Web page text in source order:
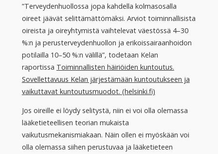
”Terveydenhuollossa jopa kahdella kolmasosalla
oireet jäävät selittämättömäksi. Arviot toiminnallisista
oireista ja oireyhtymistä vaihtelevat väestössä 4–30
%:n ja perusterveydenhuollon ja erikoissairaanhoidon
potilailla 10–50 %:n välillä”, todetaan Kelan
raportissa Toiminnallisten häiriöiden kuntoutus.
Sovellettavuus Kelan järjestämään kuntoutukseen ja
vaikuttavat kuntoutusmuodot. (helsinki.fi)
Jos oireille ei löydy selitystä, niin ei voi olla olemassa
lääketieteellisen teorian mukaista
vaikutusmekanismiakaan. Näin ollen ei myöskään voi
olla olemassa siihen perustuvaa ja lääketieteen